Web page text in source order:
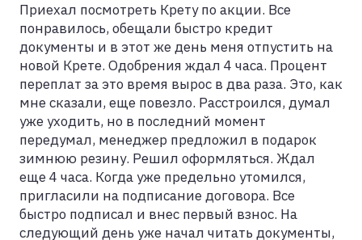
Приехал посмотреть Крету по акции. Все
понравилось, обещали быстро кредит
документы и в этот же день меня отпустить на
новой Крете. Одобрения ждал 4 часа. Процент
переплат за это время вырос в два раза. Это, как
мне сказали, еще повезло. Расстроился, думал
уже уходить, но в последний момент
передумал, менеджер предложил в подарок
зимнюю резину. Решил оформляться. Ждал
еще 4 часа. Когда уже предельно утомился,
пригласили на подписание договора. Все
быстро подписал и внес первый взнос. На
следующий день уже начал читать документы,